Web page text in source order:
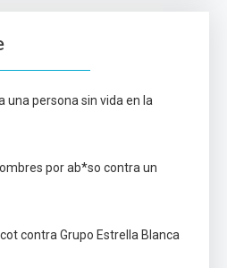
una persona sin vida en la
por ab*so contra un
contra Grupo Estrella Blanca